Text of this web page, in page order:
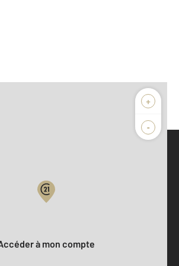
+
-
Accéder à mon compte